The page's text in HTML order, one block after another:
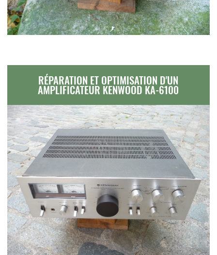
RÉPARATION ET OPTIMISATION D'UN
AMPLIFICATEUR KENWOOD KA-6100